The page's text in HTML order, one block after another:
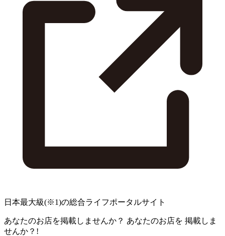
日本最大級(※1)の総合ライフポータルサイト
あなたのお店を掲載しませんか？ あなたのお店を 掲載しま
せんか？!